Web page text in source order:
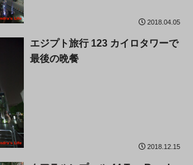
2018.04.05
エジプト旅行 123 カイロタワーで
最後の晩餐
2018.12.15